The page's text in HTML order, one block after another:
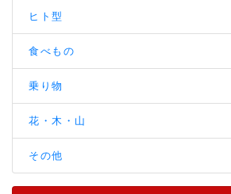
ヒト型
食べもの
乗り物
花・木・山
その他